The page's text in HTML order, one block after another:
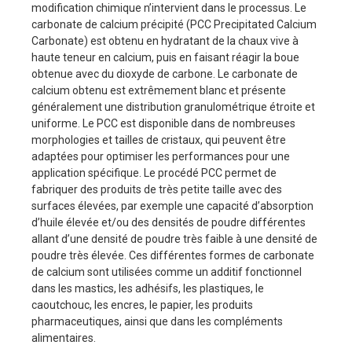
modification chimique n’intervient dans le processus. Le
carbonate de calcium précipité (PCC Precipitated Calcium
Carbonate) est obtenu en hydratant de la chaux vive à
haute teneur en calcium, puis en faisant réagir la boue
obtenue avec du dioxyde de carbone. Le carbonate de
calcium obtenu est extrêmement blanc et présente
généralement une distribution granulométrique étroite et
uniforme. Le PCC est disponible dans de nombreuses
morphologies et tailles de cristaux, qui peuvent être
adaptées pour optimiser les performances pour une
application spécifique. Le procédé PCC permet de
fabriquer des produits de très petite taille avec des
surfaces élevées, par exemple une capacité d’absorption
d’huile élevée et/ou des densités de poudre différentes
allant d’une densité de poudre très faible à une densité de
poudre très élevée. Ces différentes formes de carbonate
de calcium sont utilisées comme un additif fonctionnel
dans les mastics, les adhésifs, les plastiques, le
caoutchouc, les encres, le papier, les produits
pharmaceutiques, ainsi que dans les compléments
alimentaires.